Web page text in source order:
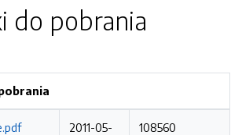
do pobrania
2011-05-
108560